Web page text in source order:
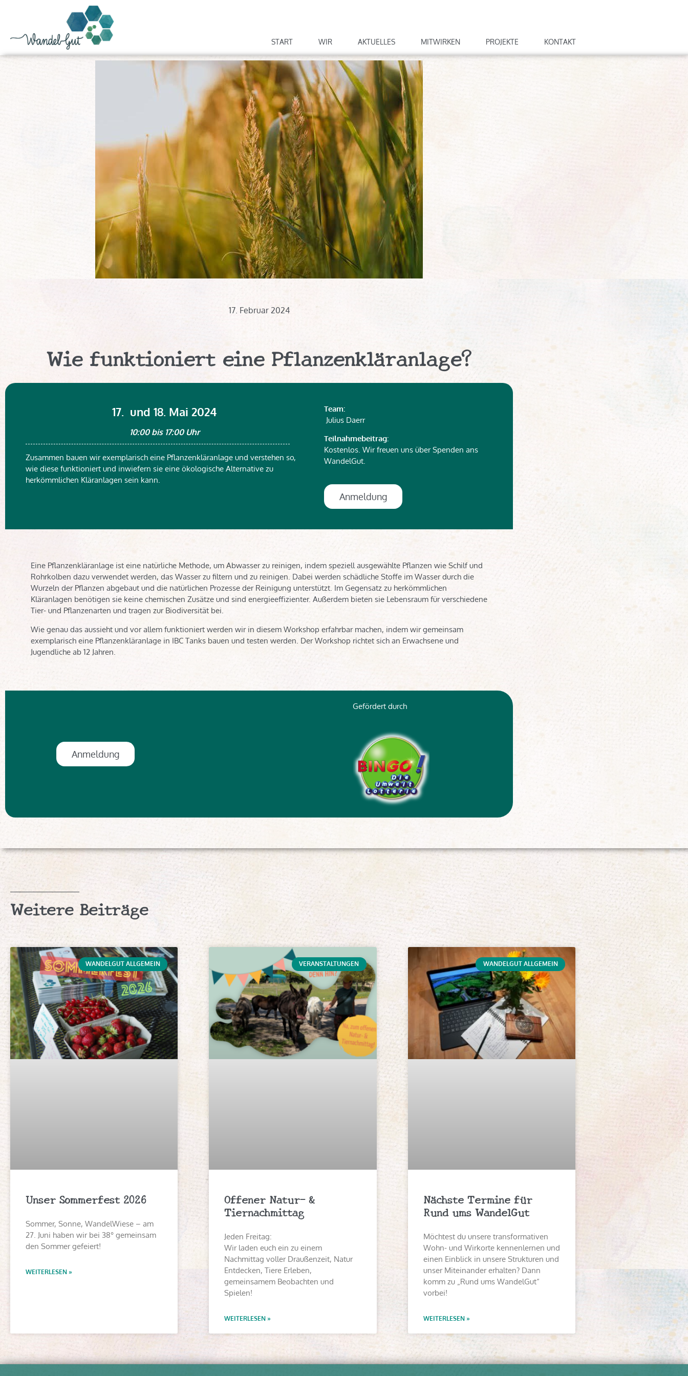
START WIR AKTUELLES MITWIRKEN PROJEKTE KONTAKT
17. Februar 2024
Wie funktioniert eine Pflanzenkläranlage?
17. und 18. Mai 2024
10:00 bis 17:00 Uhr
Zusammen bauen wir exemplarisch eine Pflanzenkläranlage und verstehen so,
wie diese funktioniert und inwiefern sie eine ökologische Alternative zu
herkömmlichen Kläranlagen sein kann.
Team:
Julius Daerr
Teilnahmebeitrag:
Kostenlos. Wir freuen uns über Spenden ans
WandelGut.
Anmeldung
Eine Pflanzenkläranlage ist eine natürliche Methode, um Abwasser zu reinigen, indem speziell ausgewählte Pflanzen wie Schilf und
Rohrkolben dazu verwendet werden, das Wasser zu filtern und zu reinigen. Dabei werden schädliche Stoffe im Wasser durch die
Wurzeln der Pflanzen abgebaut und die natürlichen Prozesse der Reinigung unterstützt. Im Gegensatz zu herkömmlichen
Kläranlagen benötigen sie keine chemischen Zusätze und sind energieeffizienter. Außerdem bieten sie Lebensraum für verschiedene
Tier- und Pflanzenarten und tragen zur Biodiversität bei.
Wie genau das aussieht und vor allem funktioniert werden wir in diesem Workshop erfahrbar machen, indem wir gemeinsam
exemplarisch eine Pflanzenkläranlage in IBC Tanks bauen und testen werden. Der Workshop richtet sich an Erwachsene und
Jugendliche ab 12 Jahren.
Anmeldung
Gefördert durch
Weitere Beiträge
WANDELGUT ALLGEMEIN
Unser Sommerfest 2026
Sommer, Sonne, WandelWiese – am
27. Juni haben wir bei 38° gemeinsam
den Sommer gefeiert!
WEITERLESEN »
VERANSTALTUNGEN
Offener Natur- &
Tiernachmittag
Jeden Freitag:
Wir laden euch ein zu einem
Nachmittag voller Draußenzeit, Natur
Entdecken, Tiere Erleben,
gemeinsamem Beobachten und
Spielen!
WEITERLESEN »
WANDELGUT ALLGEMEIN
Nächste Termine für
Rund ums WandelGut
Möchtest du unsere transformativen
Wohn- und Wirkorte kennenlernen und
einen Einblick in unsere Strukturen und
unser Miteinander erhalten? Dann
komm zu „Rund ums WandelGut“
vorbei!
WEITERLESEN »